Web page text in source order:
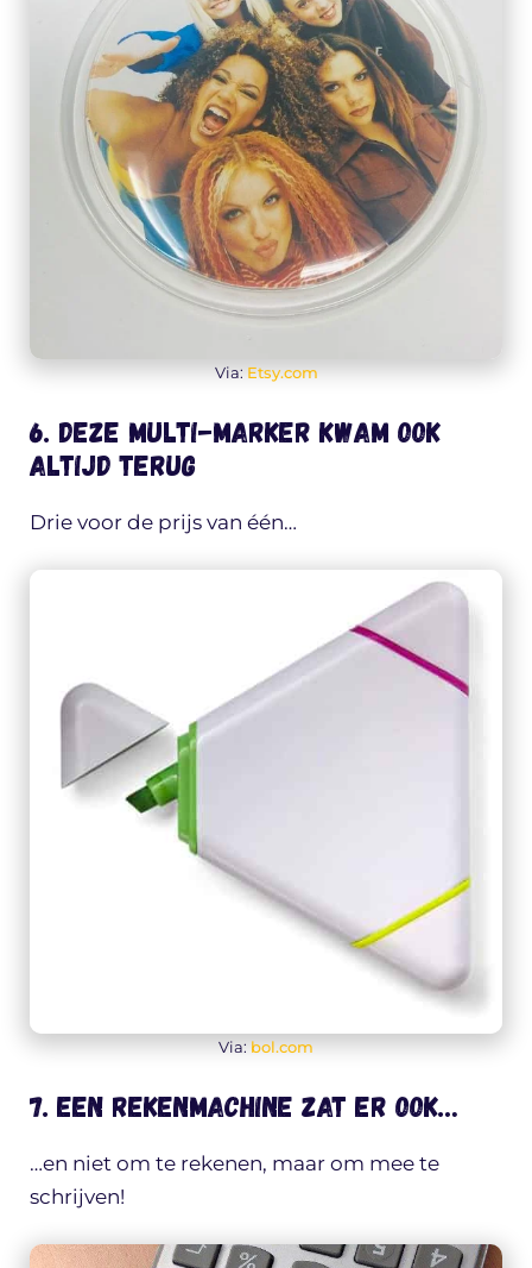
Via: Etsy.com
6. Deze multi-marker kwam ook
altijd terug
Drie voor de prijs van één…
Via: bol.com
7. Een rekenmachine zat er ook…
…en niet om te rekenen, maar om mee te
schrijven!